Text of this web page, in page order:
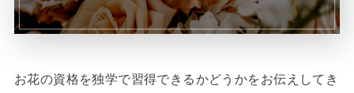
お花の資格を独学で習得できるかどうかをお伝えしてき